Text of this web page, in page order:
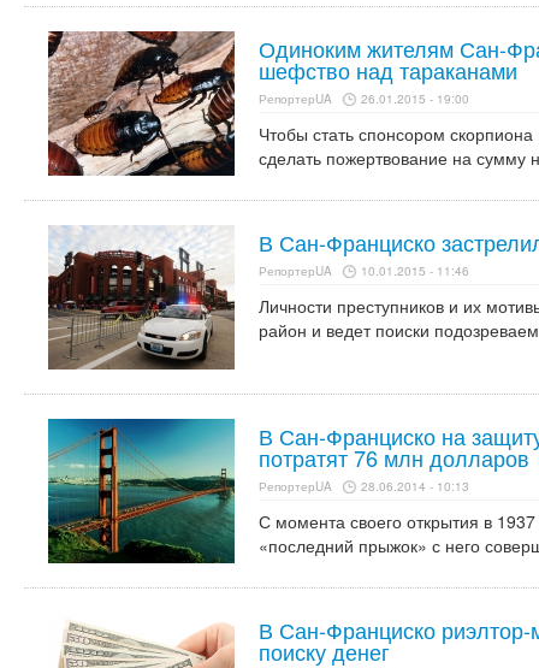
Одиноким жителям Сан-
шефство над тараканами
РепортерUA 26.01.2015 - 19:00
Чтобы стать спонсором
сделать пожертвование на сумму
В Сан-Франциско
РепортерUA 10.01.2015 - 11:46
Личности преступников и их
район и ведет поиски
В Сан-Франциско на
потратят 76 млн долларов
РепортерUA 28.06.2014 - 10:13
С момента своего открытия в
«последний прыжок» с него
В Сан-Франциско риэлтор-
поиску денег